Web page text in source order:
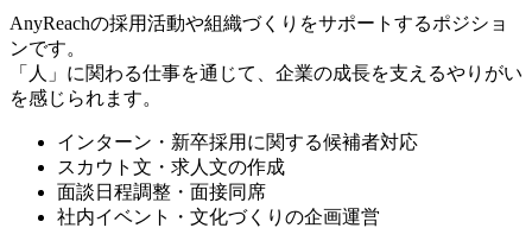
AnyReachの採用活動や組織づくりをサポートするポジショ
ンです。
「人」に関わる仕事を通じて、企業の成長を支えるやりがい
を感じられます。
インターン・新卒採用に関する候補者対応
スカウト文・求人文の作成
面談日程調整・面接同席
社内イベント・文化づくりの企画運営